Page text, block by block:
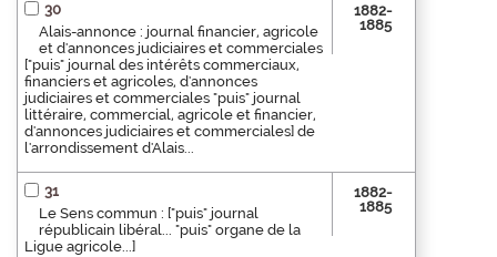
30
Alais-annonce : journal financier, agricole
et d'annonces judiciaires et commerciales
["puis" journal des intérêts commerciaux,
financiers et agricoles, d'annonces
judiciaires et commerciales "puis" journal
littéraire, commercial, agricole et financier,
d'annonces judiciaires et commerciales] de
l'arrondissement d'Alais...
1882-
1885
31
Le Sens commun : ["puis" journal
républicain libéral... "puis" organe de la
Ligue agricole...]
1882-
1885